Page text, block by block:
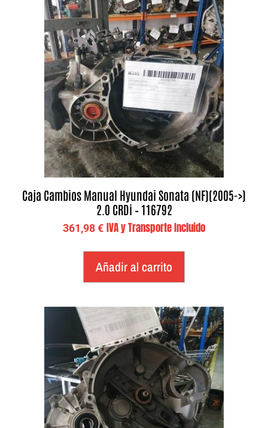
Caja Cambios Manual Hyundai Sonata (NF)(2005->)
2.0 CRDi – 116792
361,98€ IVA y Transporte Incluido
Añadir al carrito